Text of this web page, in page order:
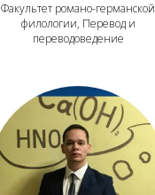
Факультет романо-германской
филологии, Перевод и
переводоведение